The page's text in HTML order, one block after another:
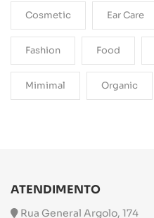
Cosmetic Ear Care
Fashion Food
Mimimal Organic
ATENDIMENTO
Rua General Argolo, 174